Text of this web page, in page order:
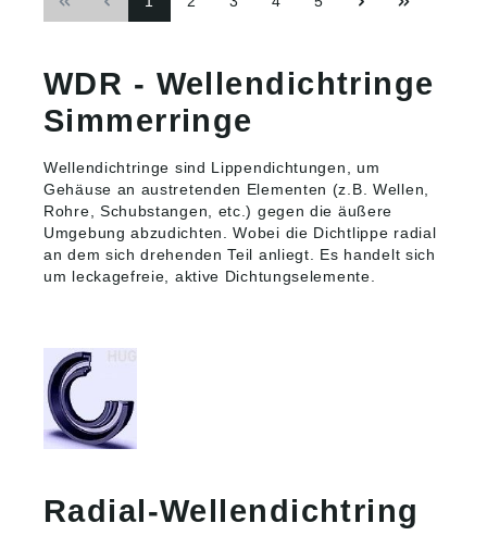
die nach DIN 3760
eine
Umschlüsselungstabe
lle. Weitere
Größen auf Anfrage.
Tel: 0871-97410 61
Zusätzliche
Informationen und
welcher Werkstoff für
Sie am besten für
sehen Sie HIER.
Umschlüsselungstabe
lle. Weitere
Tel: 0871-97410 61
Zusätzliche
Informationen und
welcher Werkstoff für
Sie am besten für
sehen Sie HIER.
WDR - Wellendichtringe
Simmerringe
Wellendichtringe sind Lippendichtungen, um
Gehäuse an austretenden Elementen (z.B. Wellen,
Rohre, Schubstangen, etc.) gegen die äußere
Umgebung abzudichten. Wobei die Dichtlippe radial
an dem sich drehenden Teil anliegt. Es handelt sich
um leckagefreie, aktive Dichtungselemente.
Radial-Wellendichtring